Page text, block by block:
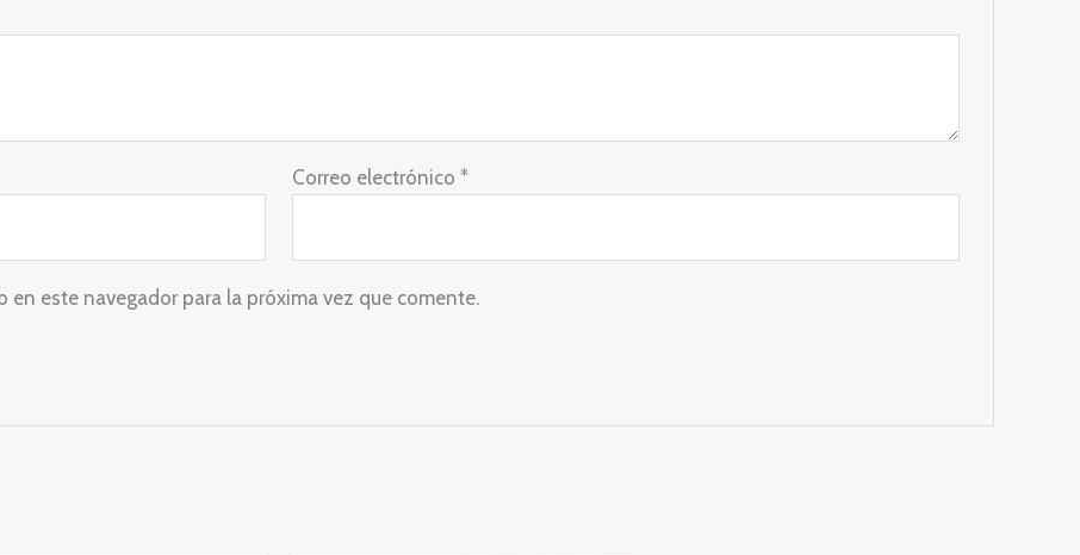
Correo electrónico*
en este navegador para la próxima vez que comente.